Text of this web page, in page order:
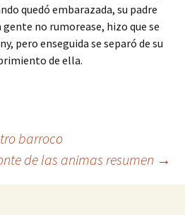
quedó embarazada, su padre
no rumorease, hizo que se
pero enseguida se separó de su
de ella.
barroco
de las animas resumen →